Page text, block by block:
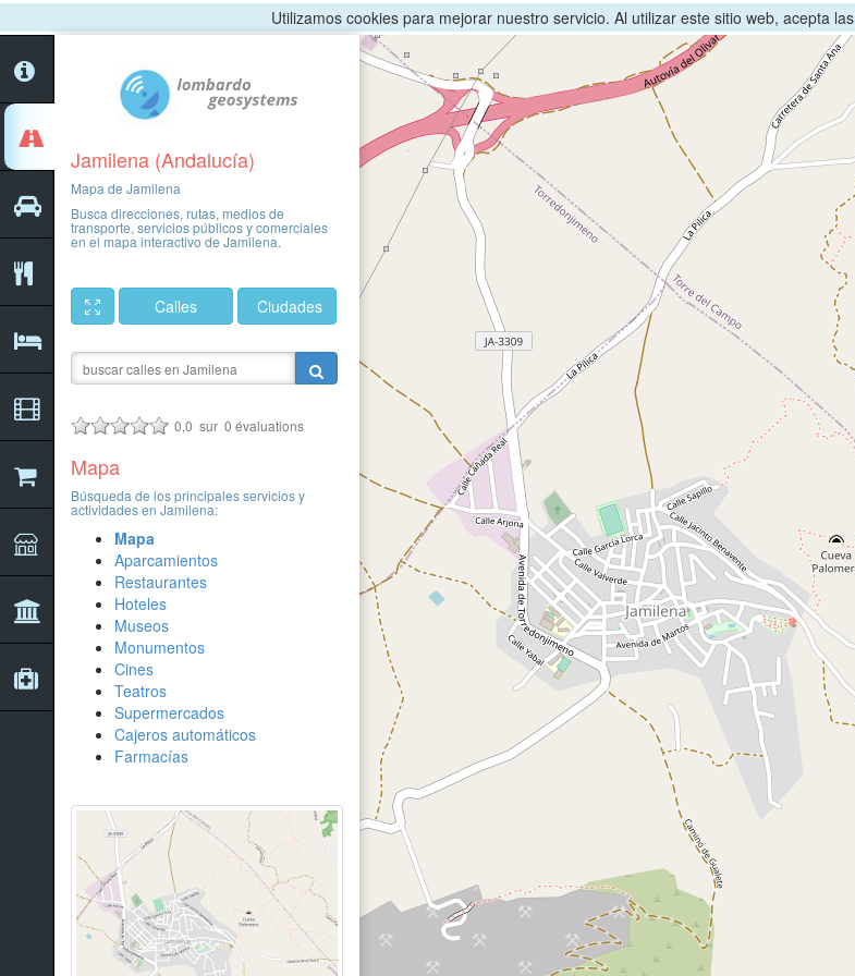
Utilizamos cookies para mejorar nuestro servicio. Al utilizar este sitio web, acepta las
Jamilena (Andalucía)
Mapa de Jamilena
Busca direcciones, rutas, medios de
transporte, servicios públicos y comerciales
en el mapa interactivo de Jamilena.
Calles Ciudades
0,0 sur 0 évaluations
Mapa
Búsqueda de los principales servicios y
actividades en Jamilena:
Mapa
Aparcamientos
Restaurantes
Hoteles
Museos
Monumentos
Cines
Teatros
Supermercados
Cajeros automáticos
Farmacías